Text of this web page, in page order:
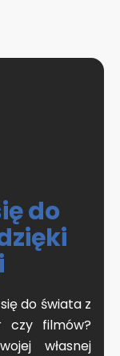
do
do świata z
czy filmów?
własnej